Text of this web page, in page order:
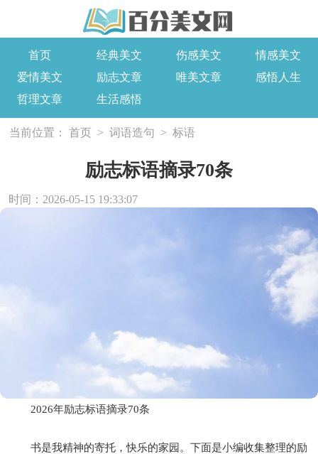
首页 经典美文 伤感美文
情感美文
爱情美文
励志文章 唯美文章
感悟人生
哲理文章
生活感悟
当前位置： 首页 > 词语造句 > 标语
励志标语摘录70条
时间：2026-05-15 19:33:07
2026年励志标语摘录70条
书是我精神的寄托，快乐的家园。下面是小编收集整理的励